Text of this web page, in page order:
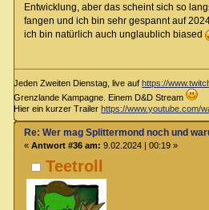
Entwicklung, aber das scheint sich so
fangen und ich bin sehr gespannt auf
ich bin natürlich auch unglaublich biased
Jeden Zweiten Dienstag, live auf https://
Grenzlande Kampagne. Einem D&D Stream
Hier ein kurzer Trailer https://www.youtube.com/
Teetroll
Re: Wer mag Splittermond noch und
« Antwort #36 am: 9.02.2024 | 00:19 »